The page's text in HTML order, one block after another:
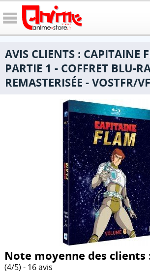
AVIS CLIENTS : CAPITAINE
PARTIE 1 - COFFRET BLU-
REMASTERISÉE - VOSTFR/VF
Note moyenne des clients
(4/5) - 16avis